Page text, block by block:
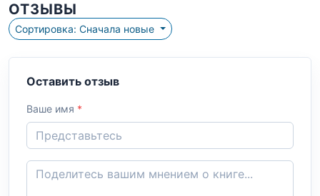
ОТЗЫВЫ
Сортировка: Сначала новые
Оставить отзыв
Ваше имя *